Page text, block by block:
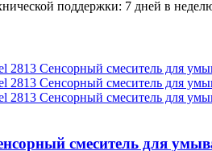
поддержки: 7 дней в
смеситель для